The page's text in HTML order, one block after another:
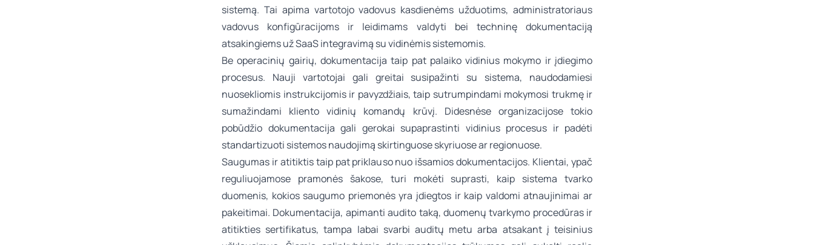
sistemą. Tai apima vartotojo vadovus kasdienėms užduotims, administratoriaus
vadovus konfigūracijoms ir leidimams valdyti bei techninę dokumentaciją
atsakingiems už SaaS integravimą su vidinėmis sistemomis.
Be operacinių gairių, dokumentacija taip pat palaiko vidinius mokymo ir įdiegimo
procesus. Nauji vartotojai gali greitai susipažinti su sistema, naudodamiesi
nuosekliomis instrukcijomis ir pavyzdžiais, taip sutrumpindami mokymosi trukmę ir
sumažindami kliento vidinių komandų krūvį. Didesnėse organizacijose tokio
pobūdžio dokumentacija gali gerokai supaprastinti vidinius procesus ir padėti
standartizuoti sistemos naudojimą skirtinguose skyriuose ar regionuose.
Saugumas ir atitiktis taip pat priklauso nuo išsamios dokumentacijos. Klientai, ypač
reguliuojamose pramonės šakose, turi mokėti suprasti, kaip sistema tvarko
duomenis, kokios saugumo priemonės yra įdiegtos ir kaip valdomi atnaujinimai ar
pakeitimai. Dokumentacija, apimanti audito taką, duomenų tvarkymo procedūras ir
atitikties sertifikatus, tampa labai svarbi auditų metu arba atsakant į teisinius